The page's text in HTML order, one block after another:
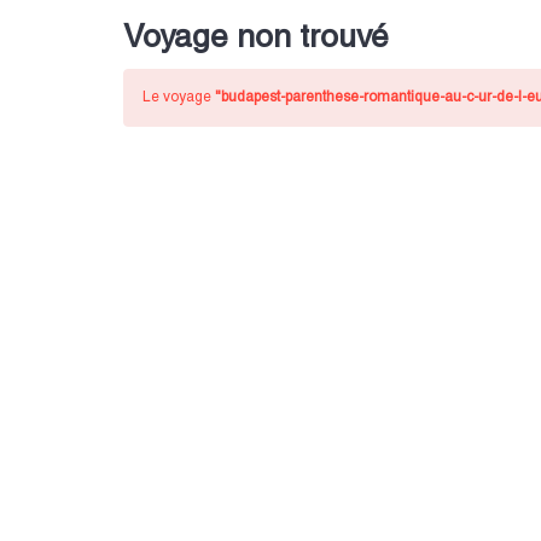
Voyage non trouvé
Le voyage "budapest-parenthese-romantique-au-c-ur-de-l-